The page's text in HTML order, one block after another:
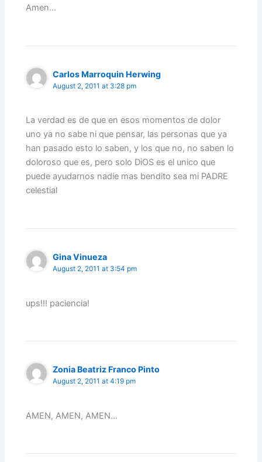
Amen…
Carlos Marroquin Herwing
August 2, 2011 at 3:28 pm
La verdad es de que en esos momentos de dolor
uno ya no sabe ni que pensar, las personas que ya
han pasado esto lo saben, y los que no, no saben lo
doloroso que es, pero solo DiOS es el unico que
puede ayudarnos nadie mas bendito sea mi PADRE
celestial
Gina Vinueza
August 2, 2011 at 3:54 pm
ups!!! paciencia!
Zonia Beatriz Franco Pinto
August 2, 2011 at 4:19 pm
AMEN, AMEN, AMEN…